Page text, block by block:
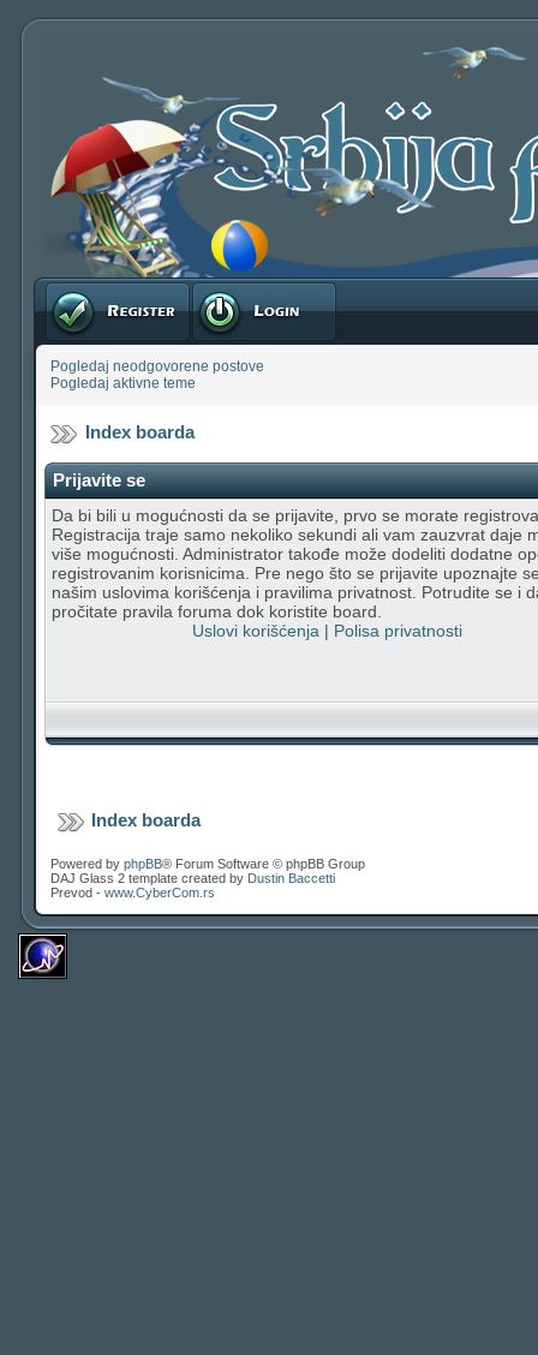
Registruj se Prijavite se
Pogledaj neodgovorene postove
Pogledaj aktivne teme
Index boarda
Prijavite se
Da bi bili u mogućnosti da se prijavite, prvo se morate
Registracija traje samo nekoliko sekundi ali vam zauzvrat daje
više mogućnosti. Administrator takođe može dodeliti dodatne
registrovanim korisnicima. Pre nego što se prijavite upoznajte
našim uslovima korišćenja i pravilima privatnost. Potrudite se i
pročitate pravila foruma dok koristite board.
Uslovi korišćenja | Polisa privatnosti
Index boarda
Powered by phpBB® Forum Software © phpBB Group
DAJ Glass 2 template created by Dustin Baccetti
Prevod - www.CyberCom.rs